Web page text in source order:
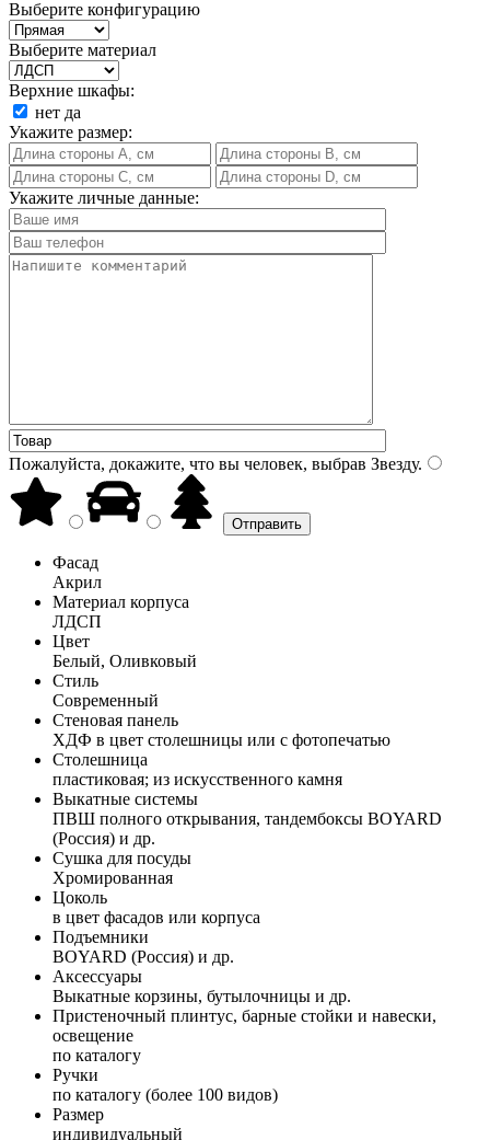
Выберите конфигурацию
Выберите материал
Верхние шкафы:
нет да
Укажите размер:
Укажите личные данные:
Пожалуйста, докажите, что вы человек, выбрав Звезду.
Фасад
Акрил
Материал корпуса
ЛДСП
Цвет
Белый, Оливковый
Стиль
Современный
Стеновая панель
ХДФ в цвет столешницы или с фотопечатью
Столешница
пластиковая; из искусственного камня
Выкатные системы
ПВШ полного открывания, тандембоксы BOYARD
(Россия) и др.
Сушка для посуды
Хромированная
Цоколь
в цвет фасадов или корпуса
Подъемники
BOYARD (Россия) и др.
Аксессуары
Выкатные корзины, бутылочницы и др.
Пристеночный плинтус, барные стойки и навески,
освещение
по каталогу
Ручки
по каталогу (более 100 видов)
Размер
индивидуальный